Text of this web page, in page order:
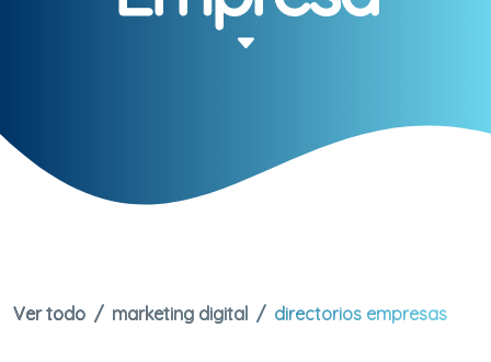
Ver todo marketing digital directorios empresas